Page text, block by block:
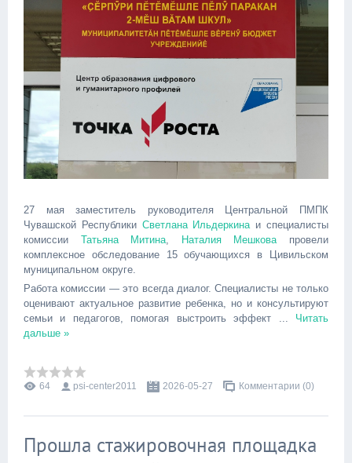
27 мая заместитель руководителя Центральной ПМПК
Чувашской Республики Светлана Ильдеркинаи специалисты
комиссии Татьяна Митина, Наталия Мешковапровели
комплексное обследование 15 обучающихся в Цивильском
муниципальном округе.
Работа комиссии — это всегда диалог. Специалисты не только
оценивают актуальное развитие ребенка, но и консультируют
семьи и педагогов, помогая выстроить эффект ... Читать
дальше »
64 psi-center2011 2026-05-27 Комментарии (0)
Прошла стажировочная площадка